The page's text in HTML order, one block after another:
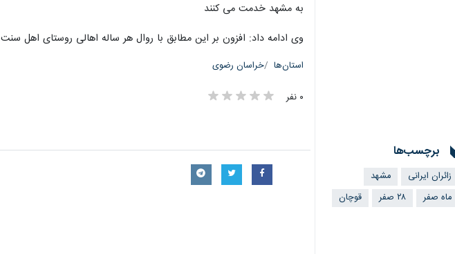
به مشهد خدمت می کنند
وی ادامه داد: افزون بر این مطابق با روال هر ساله اهالی روستای اهل سنت "جمال‌زاده" واقع در ۴۵ کیلومتری مشهد از فردا به مدت سه روز به
استان‌ها خراسان رضوی
۰ نفر
برچسب‌ها
زائران ایرانی
مشهد
ماه صفر
۲۸ صفر قوچان